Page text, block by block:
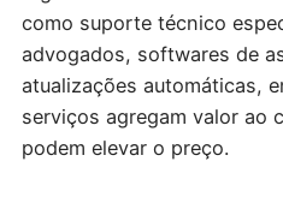
como suporte técnico
advogados, softwares de
atualizações automáticas,
serviços agregam valor ao
podem elevar o preço.